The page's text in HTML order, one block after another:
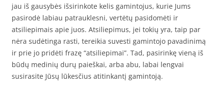
jau iš gausybės išsirinkote kelis gamintojus, kurie Jums
pasirodė labiau patrauklesni, vertėtų pasidomėti ir
atsiliepimais apie juos. Atsiliepimus, jei tokių yra, taip par
nėra sudėtinga rasti, tereikia suvesti gamintojo pavadinimą
ir prie jo pridėti frazę “atsiliepimai”. Tad, pasirinkę vieną iš
būdų medinių durų paieškai, arba abu, labai lengvai
susirasite Jūsų lūkesčius atitinkantį gamintoją.